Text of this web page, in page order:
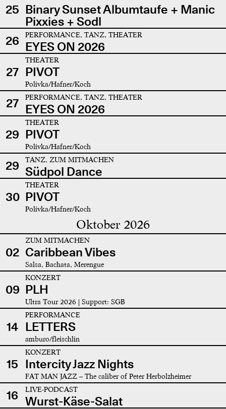
25 Binary Sunset Albumtaufe + Manic
Pixxies + Sodl
26
PERFORMANCE, TANZ, THEATER
EYES ON 2026
27
THEATER
PIVOT
Polivka/Hafner/Koch
27 PERFORMANCE, TANZ, THEATER
EYES ON 2026
29
THEATER
PIVOT
Polivka/Hafner/Koch
29 TANZ, ZUM MITMACHEN
Südpol Dance
30
THEATER
PIVOT
Polivka/Hafner/Koch
Oktober 2026
02
ZUM MITMACHEN
Caribbean Vibes
Salsa, Bachata, Merengue
09
KONZERT
PLH
Ultra Tour 2026 | Support: SGB
14
PERFORMANCE
LETTERS
amburo/fleischlin
15
KONZERT
Intercity Jazz Nights
FAT MAN JAZZ – The caliber of Peter Herbolzheimer
16 LIVE-PODCAST
Wurst-Käse-Salat